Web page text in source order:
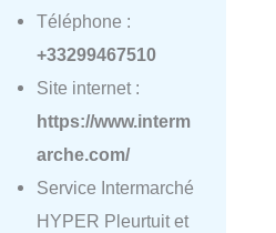
Téléphone :
+33299467510
Site internet :
https://www.interm
arche.com/
Service Intermarché
HYPER Pleurtuit et